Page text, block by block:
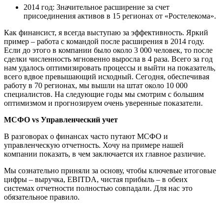
2014 год: Значительное расширение за счет
присоединения активов в 15 регионах от «Ростелекома».
Как финансист, я всегда выступаю за эффективность. Яркий
пример – работа с командой после расширения в 2014 году.
Если до этого в компании было около 3 000 человек, то после
сделки численность мгновенно выросла в 4 раза. Всего за год
нам удалось оптимизировать процессы и выйти на показатель,
всего вдвое превышающий исходный. Сегодня, обеспечивая
работу в 70 регионах, мы вышли на штат около 10 000
специалистов. На следующие годы мы смотрим с большим
оптимизмом и прогнозируем очень уверенные показатели.
МСФО vs Управленческий учет
В разговорах о финансах часто путают МСФО и
управленческую отчетность. Хочу на примере нашей
компании показать, в чем заключается их главное различие.
Мы сознательно приняли за основу, чтобы ключевые итоговые
цифры – выручка, EBITDA, чистая прибыль – в обеих
системах отчетности полностью совпадали. Для нас это
обязательное правило.